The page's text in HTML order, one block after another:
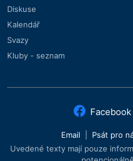
Diskuse
Kalendář
Svazy
Kluby - seznam
Facebook
Email Psát pro
Uvedené texty mají pouze